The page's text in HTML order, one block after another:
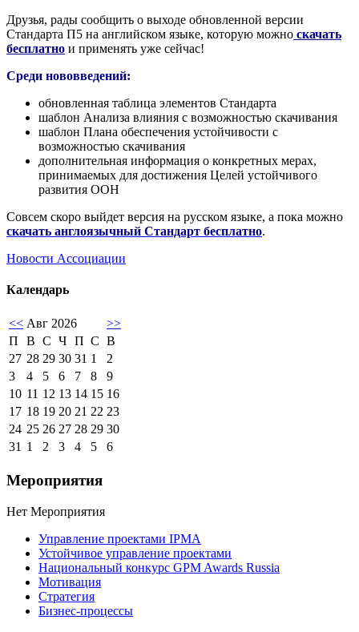
Друзья, рады сообщить о выходе обновленной версии
Стандарта П5 на английском языке, которую можно скачать
бесплатно и применять уже сейчас!
Среди нововведений:
обновленная таблица элементов Стандарта
шаблон Анализа влияния с возможностью скачивания
шаблон Плана обеспечения устойчивости с
возможностью скачивания
дополнительная информация о конкретных мерах,
принимаемых для достижения Целей устойчивого
развития ООН
Совсем скоро выйдет версия на русском языке, а пока можно
скачать англоязычный Стандарт бесплатно.
Новости Ассоциации
Календарь
<< Авг 2026
>>
П
В С Ч П С В
27 28 29 30 31 1
2
3
4 5 6 7 8
9
10 11 12 13 14 15 16
17 18 19 20 21 22 23
24 25 26 27 28 29 30
31 1 2 3 4 5 6
Мероприятия
Нет Мероприятия
Управление проектами IPMA
Устойчивое управление проектами
Национальный конкурс GPM Awards Russia
Мотивация
Стратегия
Бизнес-процессы